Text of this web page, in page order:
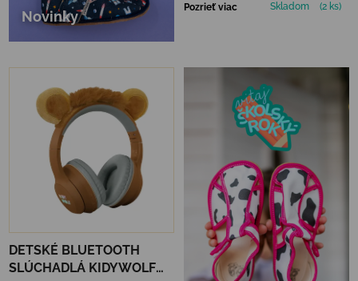
Novinky
Pozrieť viac Skladom (2 ks)
DETSKÉ BLUETOOTH
SLÚCHADLÁ KIDYWOLF